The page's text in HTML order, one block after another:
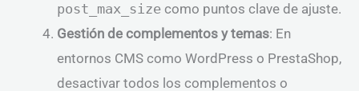
post_max_size como puntos clave de ajuste.
Gestión de complementos y temas: En
entornos CMS como WordPress o PrestaShop,
desactivar todos los complementos o